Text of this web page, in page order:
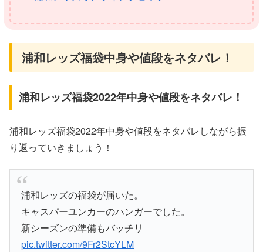
浦和レッズ福袋中身や値段をネタバレ！
浦和レッズ福袋2022年中身や値段をネタバレ！
浦和レッズ福袋2022年中身や値段をネタバレしながら振
り返っていきましょう！
浦和レッズの福袋が届いた。
キャスパーユンカーのハンガーでした。
新シーズンの準備もバッチリ
pic.twitter.com/9Fr2StcYLM